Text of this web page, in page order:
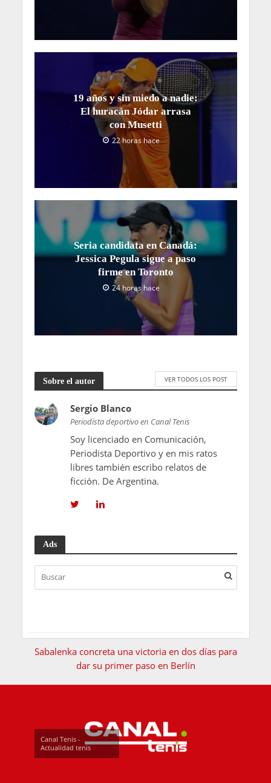
19 años y sin miedo a nadie:
El huracán Jódar arrasa
con Musetti
22 horas hace
Seria candidata en Canadá:
Jessica Pegula sigue a paso
firme en Toronto
24 horas hace
Sobre el autor VER TODOS LOS POST
Sergio Blanco
Periodista deportivo en Canal Tenis
Soy licenciado en Comunicación,
Periodista Deportivo y en mis ratos
libres también escribo relatos de
ficción. De Argentina.
Ads
Sabalenka concreta una victoria en dos días para
dar su primer paso en Berlín
Canal Tenis -
Actualidad tenis